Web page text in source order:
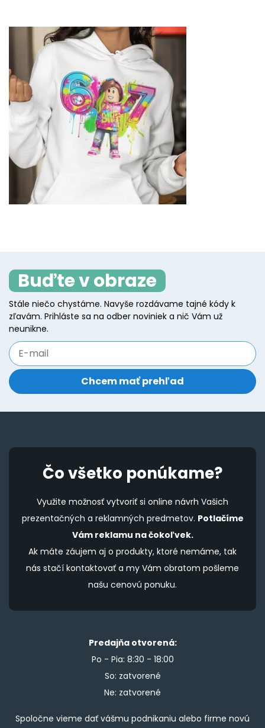
Buďte v obraze
Stále niečo chystáme. Navyše rozdávame tajné kódy k
zľavám. Prihláste sa na odber noviniek a nič Vám už
neunikne.
Čo všetko ponúkame?
Využite možnosť vytvoriť si online návrh Vašich
prezentačných a reklamných predmetov. Potlačíme
Vám reklamu na čokoľvek.
Ak máte záujem aj o produkty, ktoré nemáme, tak
nás stačí kontaktovať a my Vám obratom pošleme
našu cenovú ponuku.
Predajňa otvorená:
Po - Pia: 8:30 - 18:00
So: zatvorené
Ne: zatvorené
Spoločne vieme dať vášmu podnikaniu alebo firme novú